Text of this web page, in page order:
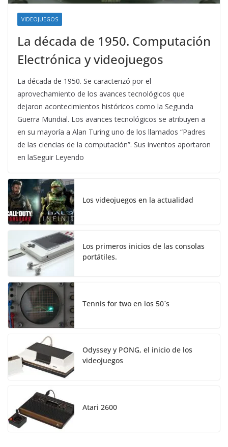
VIDEOJUEGOS
La década de 1950. Computación
Electrónica y videojuegos
La década de 1950. Se caracterizó por el
aprovechamiento de los avances tecnológicos que
dejaron acontecimientos históricos como la Segunda
Guerra Mundial. Los avances tecnológicos se atribuyen a
en su mayoría a Alan Turing uno de los llamados “Padres
de las ciencias de la computación”. Sus inventos aportaron
en laSeguir Leyendo
Los videojuegos en la actualidad
Los primeros inicios de las consolas
portátiles.
Tennis for two en los 50´s
Odyssey y PONG, el inicio de los
videojuegos
Atari 2600